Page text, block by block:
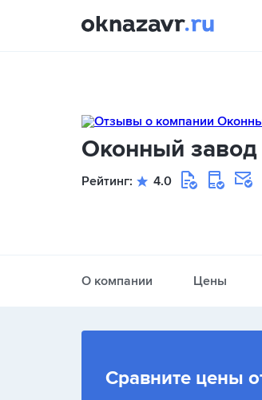
Оконный
Рейтинг: 4.0
О компании Цены
Сравните цены